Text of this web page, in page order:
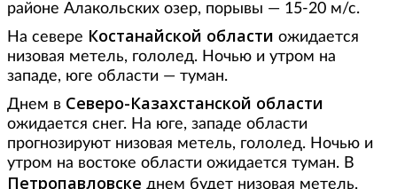
районе Алакольских озер, порывы — 15-20 м/с.
На севере Костанайской области ожидается
низовая метель, гололед. Ночью и утром на
западе, юге области — туман.
Днем в Северо-Казахстанской области
ожидается снег. На юге, западе области
прогнозируют низовая метель, гололед. Ночью и
утром на востоке области ожидается туман. В
Петропавловске днем будет низовая метель.